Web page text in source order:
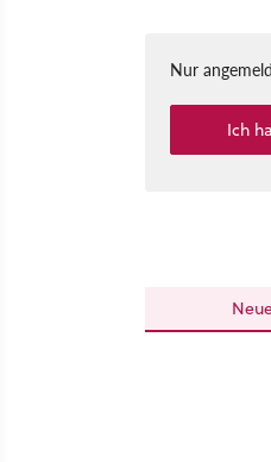
Nur
Ich